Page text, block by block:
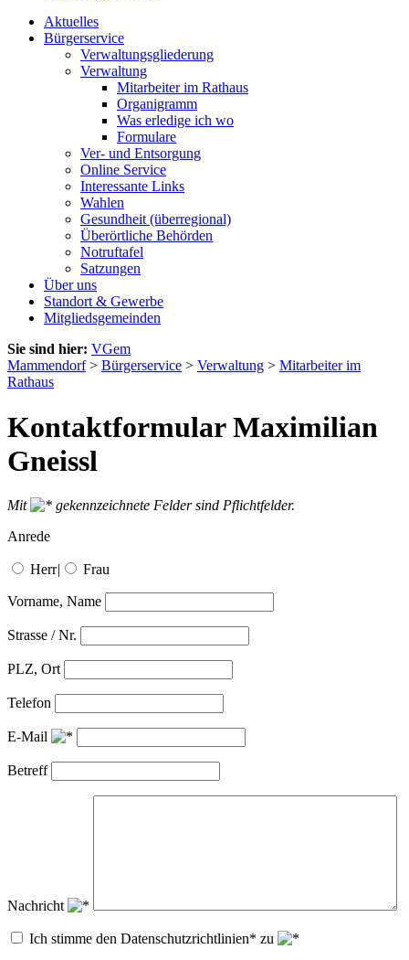
Aktuelles
Bürgerservice
Verwaltungsgliederung
Verwaltung
Mitarbeiter im Rathaus
Organigramm
Was erledige ich wo
Formulare
Ver- und Entsorgung
Online Service
Interessante Links
Wahlen
Gesundheit (überregional)
Überörtliche Behörden
Notruftafel
Satzungen
Über uns
Standort & Gewerbe
Mitgliedsgemeinden
Sie sind hier: VGem
Mammendorf> Bürgerservice > Verwaltung > Mitarbeiter im
Rathaus
Kontaktformular Maximilian
Gneissl
Mit
gekennzeichnete Felder sind Pflichtfelder.
Anrede
Herr| Frau
Vorname, Name
Strasse / Nr.
PLZ, Ort
Telefon
E-Mail
Betreff
Nachricht
Ich stimme den Datenschutzrichtlinien* zu